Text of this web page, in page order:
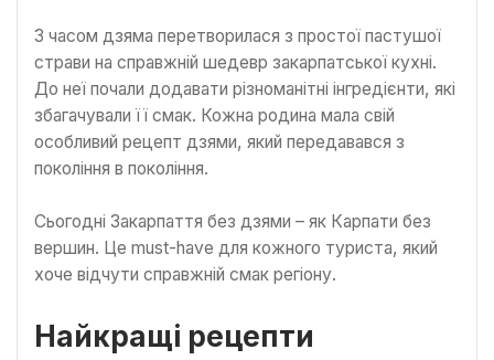
З часом дзяма перетворилася з простої пастушої
страви на справжній шедевр закарпатської кухні.
До неї почали додавати різноманітні інгредієнти, які
збагачували її смак. Кожна родина мала свій
особливий рецепт дзями, який передавався з
покоління в покоління.
Сьогодні Закарпаття без дзями – як Карпати без
вершин. Це must-have для кожного туриста, який
хоче відчути справжній смак регіону.
Найкращі рецепти